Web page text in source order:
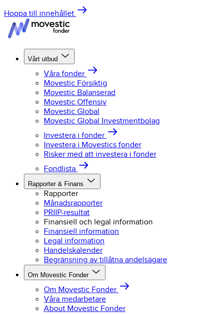
Hoppa till innehållet
Vårt utbud
Våra fonder
Movestic Försiktig
Movestic Balanserad
Movestic Offensiv
Movestic Global
Movestic Global Investmentbolag
Investera i fonder
Investera i Movestics fonder
Risker med att investera i fonder
Fondlista
Rapporter & Finans
Rapporter
Månadsrapporter
PRIIP-resultat
Finansiell och legal information
Finansiell information
Legal information
Handelskalender
Begränsning av tillåtna andelsägare
Om Movestic Fonder
Om Movestic Fonder
Våra medarbetare
About Movestic Fonder